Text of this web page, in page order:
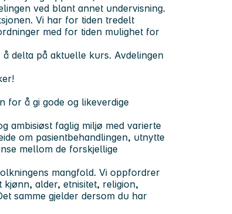
ved blant annet undervisning.
Vi har for tiden tredelt
med for tiden mulighet for
delta på aktuelle kurs. Avdelingen
for å gi gode og likeverdige
ambisiøst faglig miljø med varierte
om pasientbehandlingen, utnytte
mellom de forskjellige
mangfold. Vi oppfordrer
alder, etnisitet, religion,
samme gjelder dersom du har